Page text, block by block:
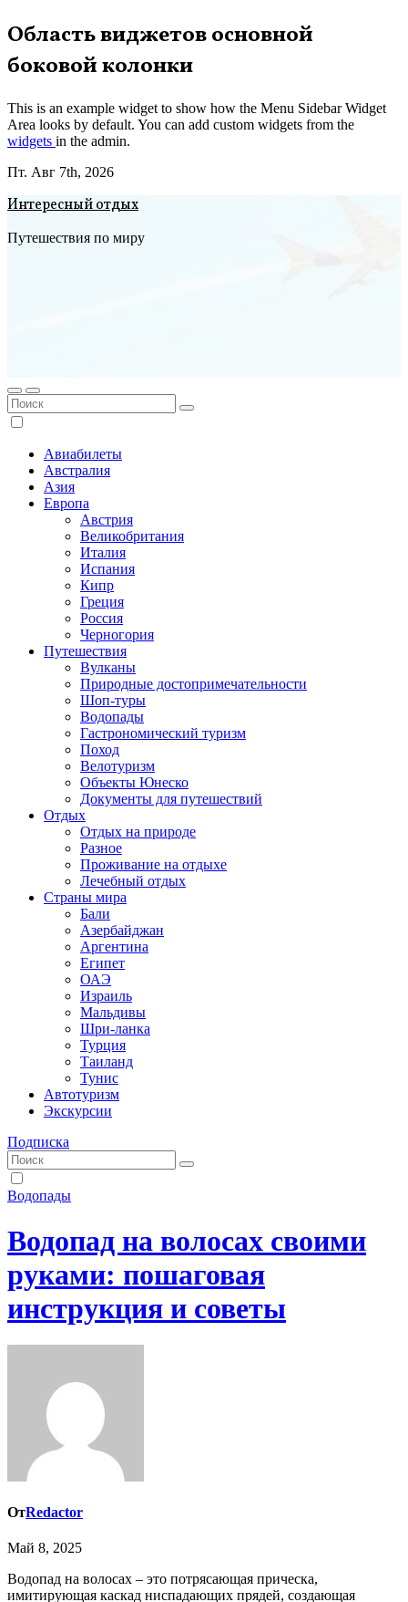
Перейти
к
содержимому
Область виджетов основной
боковой колонки
This is an example widget to show how the Menu Sidebar Widget
Area looks by default. You can add custom widgets from the
widgets in the admin.
Пт. Авг 7th, 2026
Интересный отдых
Путешествия по миру
Авиабилеты
Австралия
Азия
Европа
Австрия
Великобритания
Италия
Испания
Кипр
Греция
Россия
Черногория
Путешествия
Вулканы
Природные достопримечательности
Шоп-туры
Водопады
Гастрономический туризм
Поход
Велотуризм
Объекты Юнеско
Документы для путешествий
Отдых
Отдых на природе
Разное
Проживание на отдыхе
Лечебный отдых
Страны мира
Бали
Азербайджан
Аргентина
Египет
ОАЭ
Израиль
Мальдивы
Шри-ланка
Турция
Таиланд
Тунис
Автотуризм
Экскурсии
Подписка
Водопады
Водопад на волосах своими
руками: пошаговая
инструкция и советы
ОтRedactor
Май 8, 2025
Водопад на волосах – это потрясающая прическа,
имитирующая каскад ниспадающих прядей, создающая